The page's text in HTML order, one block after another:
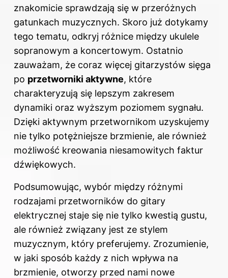
znakomicie sprawdzają się w przeróżnych
gatunkach muzycznych. Skoro już dotykamy
tego tematu, odkryj różnice między ukulele
sopranowym a koncertowym. Ostatnio
zauważam, że coraz więcej gitarzystów sięga
po przetworniki aktywne, które
charakteryzują się lepszym zakresem
dynamiki oraz wyższym poziomem sygnału.
Dzięki aktywnym przetwornikom uzyskujemy
nie tylko potężniejsze brzmienie, ale również
możliwość kreowania niesamowitych faktur
dźwiękowych.
Podsumowując, wybór między różnymi
rodzajami przetworników do gitary
elektrycznej staje się nie tylko kwestią gustu,
ale również związany jest ze stylem
muzycznym, który preferujemy. Zrozumienie,
w jaki sposób każdy z nich wpływa na
brzmienie, otworzy przed nami nowe